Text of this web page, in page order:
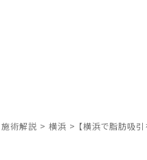
術解説 > 横浜 > 【横浜で脂肪吸